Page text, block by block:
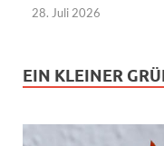
28. Juli 2026
EIN KLEINER